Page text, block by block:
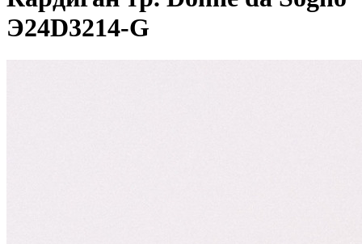
Э24D3214-G